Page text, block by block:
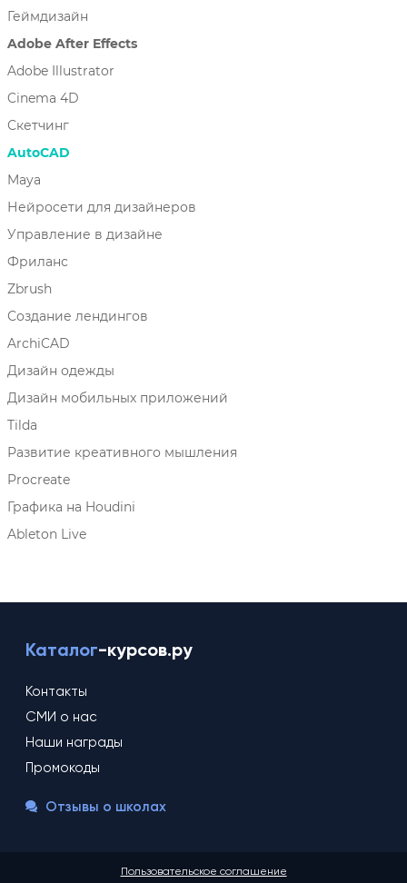
Геймдизайн
Adobe After Effects
Adobe Illustrator
Cinema 4D
Скетчинг
AutoCAD
Maya
Нейросети для дизайнеров
Управление в дизайне
Фриланс
Zbrush
Создание лендингов
ArchiCAD
Дизайн одежды
Дизайн мобильных приложений
Tilda
Развитие креативного мышления
Procreate
Графика на Houdini
Ableton Live
Каталог-курсов.ру
Контакты
СМИ о нас
Наши награды
Промокоды
Отзывы о школах
Пользовательское соглашение